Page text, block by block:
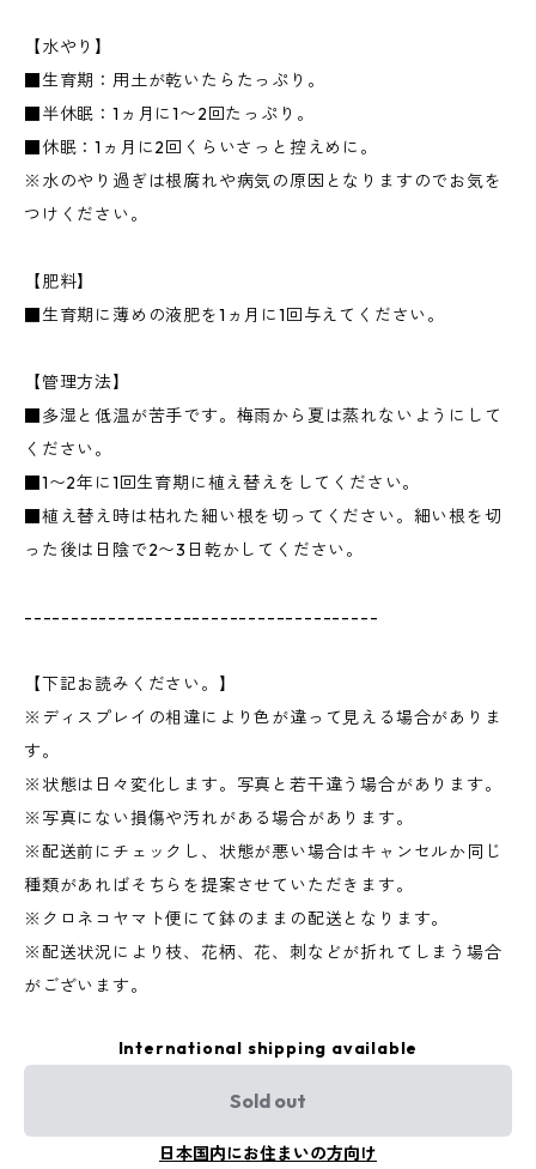
【水やり】
■生育期：用土が乾いたらたっぷり。
■半休眠：1ヵ月に1〜2回たっぷり。
■休眠：1ヵ月に2回くらいさっと控えめに。
※水のやり過ぎは根腐れや病気の原因となりますのでお気を
つけください。
【肥料】
■生育期に薄めの液肥を1ヵ月に1回与えてください。
【管理方法】
■多湿と低温が苦手です。梅雨から夏は蒸れないようにして
ください。
■1〜2年に1回生育期に植え替えをしてください。
■植え替え時は枯れた細い根を切ってください。細い根を切
った後は日陰で2〜3日乾かしてください。
--------------------------------------
【下記お読みください。】
※ディスプレイの相違により色が違って見える場合がありま
す。
※状態は日々変化します。写真と若干違う場合があります。
※写真にない損傷や汚れがある場合があります。
※配送前にチェックし、状態が悪い場合はキャンセルか同じ
種類があればそちらを提案させていただきます。
※クロネコヤマト便にて鉢のままの配送となります。
※配送状況により枝、花柄、花、刺などが折れてしまう場合
がございます。
International shipping available
Sold out
日本国内にお住まいの方向け